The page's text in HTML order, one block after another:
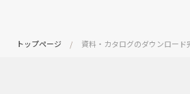
トップページ 資料・カタログのダウンロード